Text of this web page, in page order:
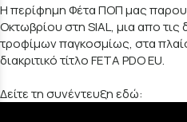
H περίφημη Φέτα ΠΟΠ μας
Οκτωβρίου στη SIAL, μια απο
τροφίμων παγκοσμίως, στα
διακριτικό τίτλο FETA PDO EU.
Δείτε τη συνέντευξη εδώ: